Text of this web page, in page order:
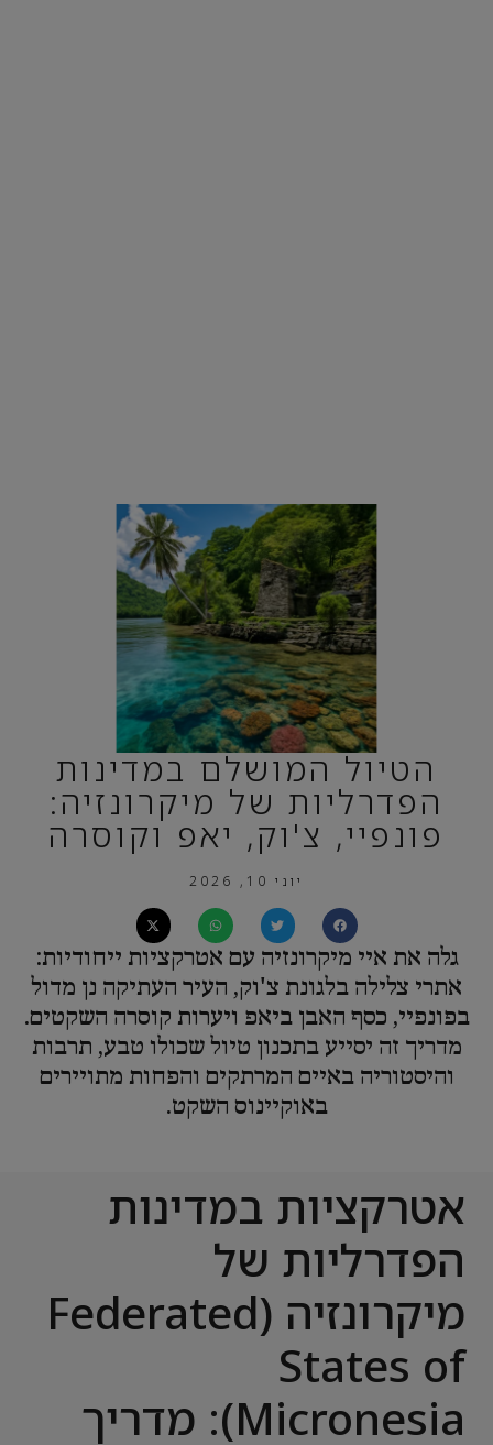
הטיול המושלם במדינות
הפדרליות של מיקרונזיה:
פונפיי, צ'וק, יאפ וקוסרה
יוני 10, 2026
גלה את איי מיקרונזיה עם אטרקציות ייחודיות:
אתרי צלילה בלגונת צ'וק, העיר העתיקה נן מדול
בפונפיי, כסף האבן ביאפ ויערות קוסרה השקטים.
מדריך זה יסייע בתכנון טיול שכולו טבע, תרבות
והיסטוריה באיים המרתקים והפחות מתויירים
באוקיינוס השקט.
אטרקציות במדינות
הפדרליות של
מיקרונזיה (Federated
States of
Micronesia): מדריך